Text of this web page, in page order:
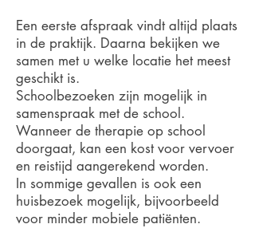
Een eerste afspraak vindt altijd plaats
in de praktijk. Daarna bekijken we
samen met u welke locatie het meest
geschikt is.
Schoolbezoeken zijn mogelijk in
samenspraak met de school.
Wanneer de therapie op school
doorgaat, kan een kost voor vervoer
en reistijd aangerekend worden.
In sommige gevallen is ook een
huisbezoek mogelijk, bijvoorbeeld
voor minder mobiele patiënten.